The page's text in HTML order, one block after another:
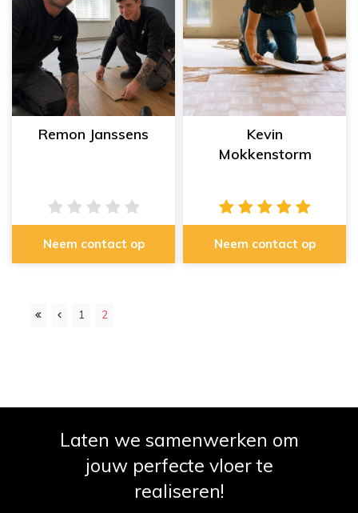
Remon Janssens
Neem contact op
Kevin
Mokkenstorm
Neem contact op
1 2
Laten we samenwerken om
jouw perfecte vloer te
realiseren!